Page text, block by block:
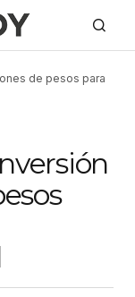
de pesos para